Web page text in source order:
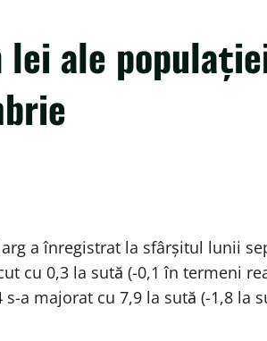
lei ale
a înregistrat la sfârșitul lunii
cu 0,3 la sută (-0,1 în termeni
a majorat cu 7,9 la sută (-1,8 la